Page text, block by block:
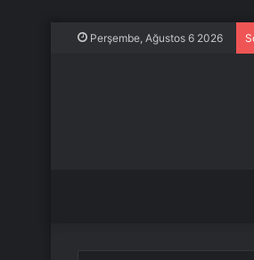
Perşembe, Ağustos 6 2026